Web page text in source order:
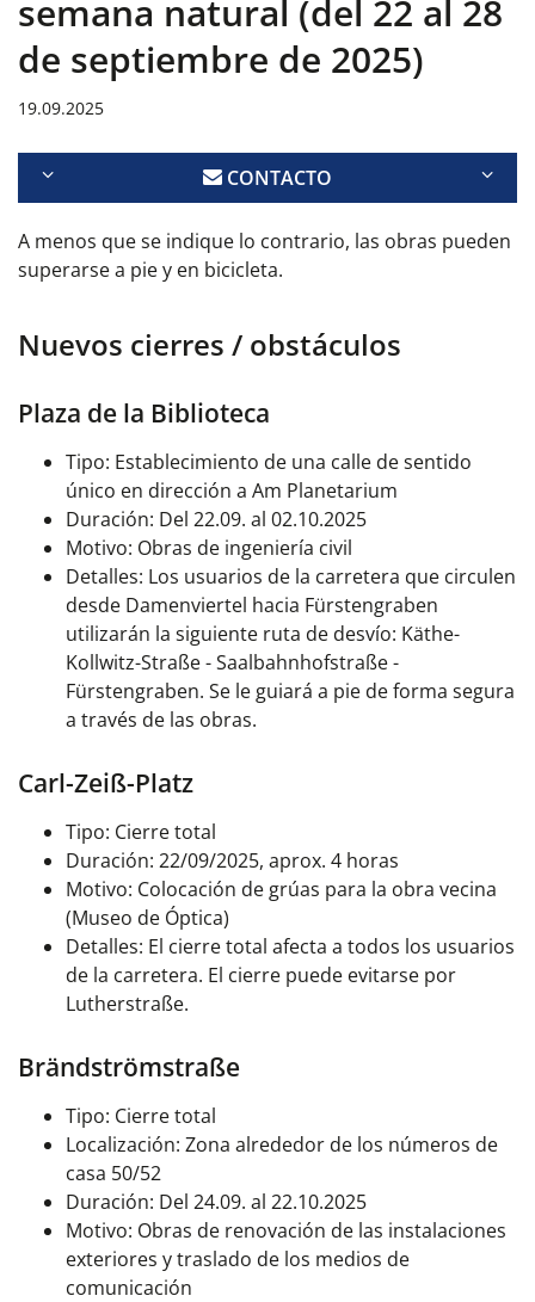
semana natural (del 22 al 28
de septiembre de 2025)
19.09.2025
CONTACTO
A menos que se indique lo contrario, las obras pueden
superarse a pie y en bicicleta.
Nuevos cierres / obstáculos
Plaza de la Biblioteca
Tipo: Establecimiento de una calle de sentido
único en dirección a Am Planetarium
Duración: Del 22.09. al 02.10.2025
Motivo: Obras de ingeniería civil
Detalles: Los usuarios de la carretera que circulen
desde Damenviertel hacia Fürstengraben
utilizarán la siguiente ruta de desvío: Käthe-
Kollwitz-Straße - Saalbahnhofstraße -
Fürstengraben. Se le guiará a pie de forma segura
a través de las obras.
Carl-Zeiß-Platz
Tipo: Cierre total
Duración: 22/09/2025, aprox. 4 horas
Motivo: Colocación de grúas para la obra vecina
(Museo de Óptica)
Detalles: El cierre total afecta a todos los usuarios
de la carretera. El cierre puede evitarse por
Lutherstraße.
Brändströmstraße
Tipo: Cierre total
Localización: Zona alrededor de los números de
casa 50/52
Duración: Del 24.09. al 22.10.2025
Motivo: Obras de renovación de las instalaciones
exteriores y traslado de los medios de
comunicación